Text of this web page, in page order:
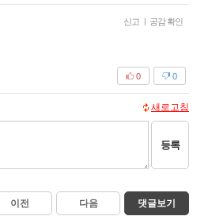
신고 | 공감 확인
0
0
새로고침
등록
이전 다음 댓글보기